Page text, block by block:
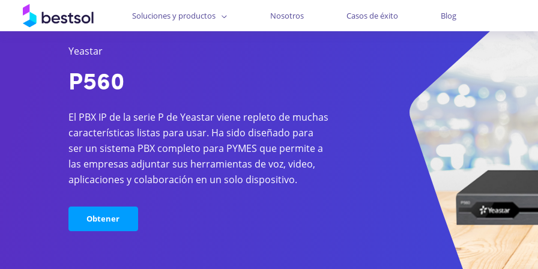
Soluciones y productos Nosotros Casos de éxito Blog
Yeastar
P560
El PBX IP de la serie P de Yeastar viene repleto de muchas
características listas para usar. Ha sido diseñado para
ser un sistema PBX completo para PYMES que permite a
las empresas adjuntar sus herramientas de voz, video,
aplicaciones y colaboración en un solo dispositivo.
Obtener